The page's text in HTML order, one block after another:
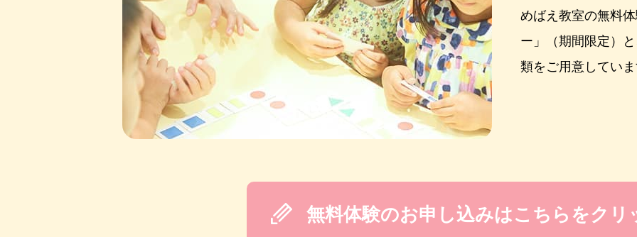
めばえ教室の無料
ー」（期間限定）
類をご用意してい
無料体験のお申し込みはこちらをクリ